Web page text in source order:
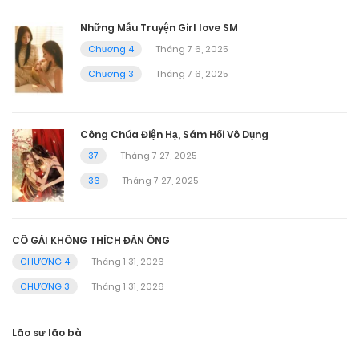
Những Mẫu Truyện Girl love SM
Chương 4
Tháng 7 6, 2025
Chương 3
Tháng 7 6, 2025
Công Chúa Điện Hạ, Sám Hối Vô Dụng
37
Tháng 7 27, 2025
36
Tháng 7 27, 2025
CÔ GÁI KHÔNG THÍCH ĐÀN ÔNG
CHƯƠNG 4
Tháng 1 31, 2026
CHƯƠNG 3
Tháng 1 31, 2026
Lão sư lão bà